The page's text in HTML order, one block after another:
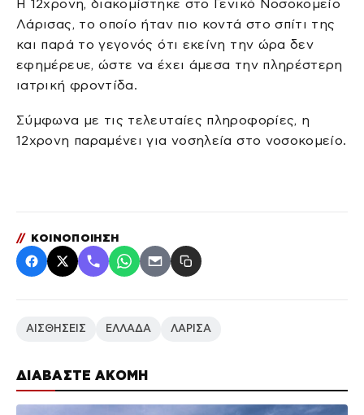
ΔΙΑΒΑΣΤΕ ΑΚΟΜΗ
Η 12χρονη, διακομίστηκε στο Γενικό Νοσοκομείο
Λάρισας, το οποίο ήταν πιο κοντά στο σπίτι της
και παρά το γεγονός ότι εκείνη την ώρα δεν
εφημέρευε, ώστε να έχει άμεσα την πληρέστερη
ιατρική φροντίδα.
Σύμφωνα με τις τελευταίες πληροφορίες, η
12χρονη παραμένει για νοσηλεία στο νοσοκομείο.
// ΚΟΙΝΟΠΟΙΗΣΗ
ΑΙΣΘΗΣΕΙΣ ΕΛΛΑΔΑ ΛΑΡΙΣΑ